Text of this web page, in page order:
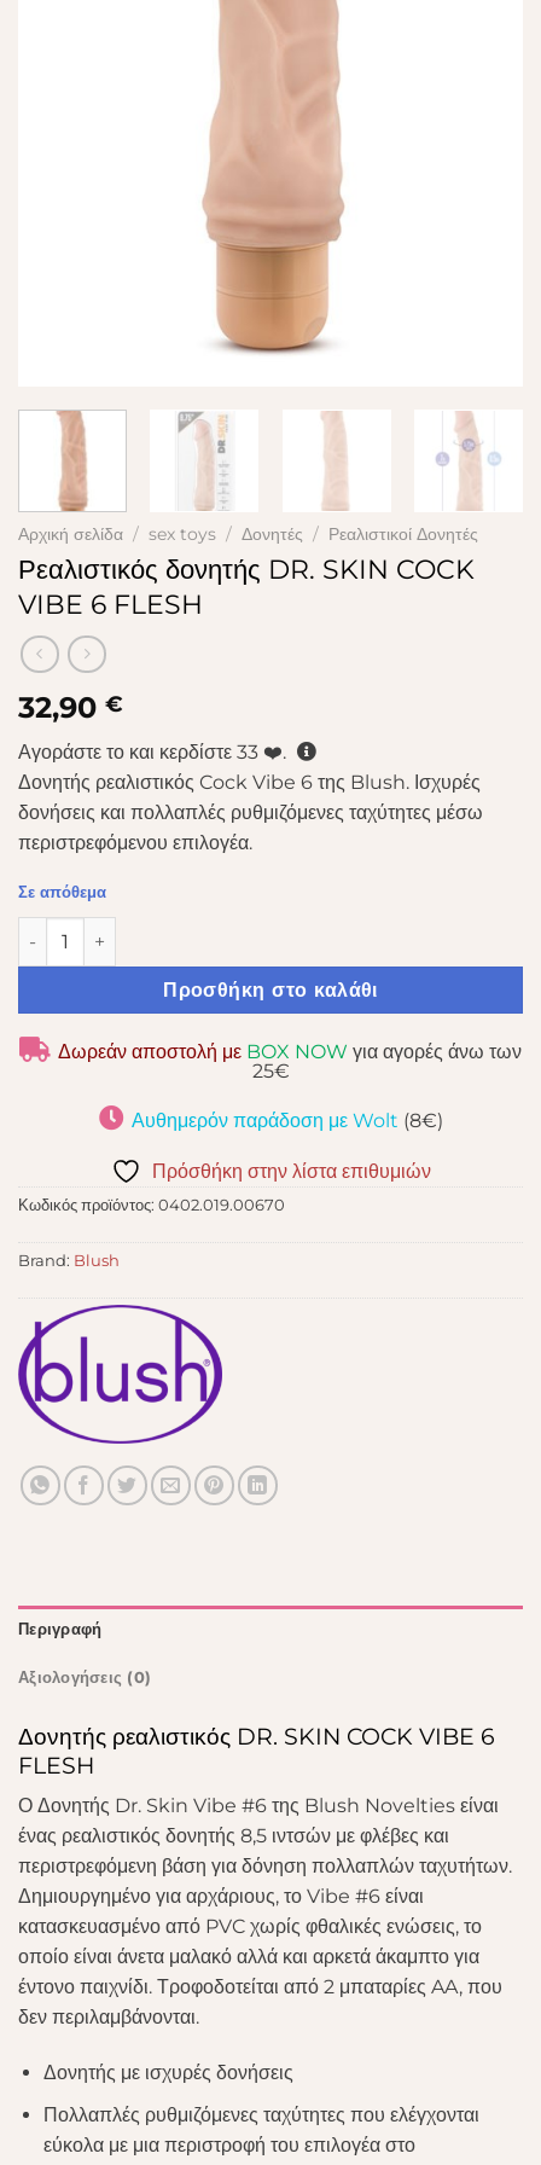
Αρχική σελίδα / sex toys / Δονητές / Ρεαλιστικοί Δονητές
Ρεαλιστικός δονητής DR. SKIN COCK
VIBE 6 FLESH
32,90 €
Αγοράστε το και κερδίστε 33 ❤️.
Δονητής ρεαλιστικός Cock Vibe 6 της Blush. Ισχυρές
δονήσεις και πολλαπλές ρυθμιζόμενες ταχύτητες μέσω
περιστρεφόμενου επιλογέα.
Σε απόθεμα
Ρεαλιστικός δονητής DR. SKIN COCK VIBE 6 FLESH ποσότητα
Προσθήκη στο καλάθι
Δωρεάν αποστολή με BOX NOW για αγορές άνω των
25€
Αυθημερόν παράδοση με Wolt (8€)
Πρόσθήκη στην λίστα επιθυμιών
Κωδικός προϊόντος: 0402.019.00670
Brand: Blush
Περιγραφή
Αξιολογήσεις (0)
Δονητής ρεαλιστικός DR. SKIN COCK VIBE 6
FLESH
Ο Δονητής Dr. Skin Vibe #6 της Blush Novelties είναι
ένας ρεαλιστικός δονητής 8,5 ιντσών με φλέβες και
περιστρεφόμενη βάση για δόνηση πολλαπλών ταχυτήτων.
Δημιουργημένο για αρχάριους, το Vibe #6 είναι
κατασκευασμένο από PVC χωρίς φθαλικές ενώσεις, το
οποίο είναι άνετα μαλακό αλλά και αρκετά άκαμπτο για
έντονο παιχνίδι. Τροφοδοτείται από 2 μπαταρίες AA, που
δεν περιλαμβάνονται.
Δονητής με ισχυρές δονήσεις
Πολλαπλές ρυθμιζόμενες ταχύτητες που ελέγχονται
εύκολα με μια περιστροφή του επιλογέα στο